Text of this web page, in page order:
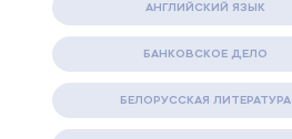
АНГЛИЙСКИЙ ЯЗЫК
БАНКОВСКОЕ ДЕЛО
БЕЛОРУССКАЯ ЛИТЕРАТУРА